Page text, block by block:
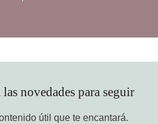
las novedades para seguir
útil que te encantará.